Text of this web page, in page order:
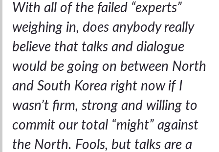
With all of the failed “experts”
weighing in, does anybody really
believe that talks and dialogue
would be going on between North
and South Korea right now if I
wasn’t firm, strong and willing to
commit our total “might” against
the North. Fools, but talks are a